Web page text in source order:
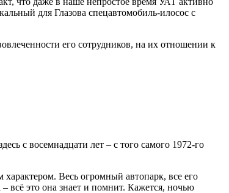
для Глазова спецавтомобиль-илосос с
его сотрудников, на их отношении к
с восемнадцати лет – с того самого 1972-го
Весь огромный автопарк, все его
всё это она знает и помнит. Кажется, ночью